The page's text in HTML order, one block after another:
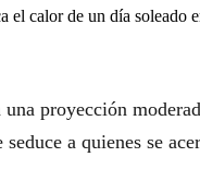
el calor de un día soleado
proyección
a quienes se